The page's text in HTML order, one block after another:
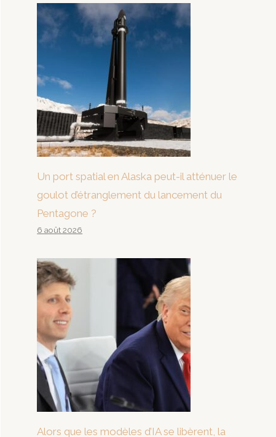
Un port spatial en Alaska peut-il atténuer le
goulot d’étranglement du lancement du
Pentagone ?
6 août 2026
Alors que les modèles d’IA se libèrent, la